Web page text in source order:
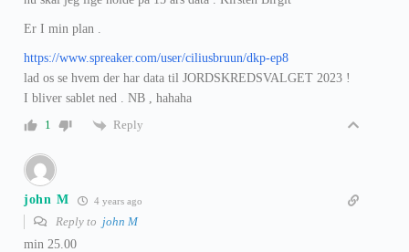
Er I min plan .
https://www.spreaker.com/user/ciliusbruun/dkp-ep8
lad os se hvem der har data til JORDSKREDSVALGET 2023 !
I bliver sablet ned . NB , hahaha
1
Reply
john M 4 years ago
Reply to john M
min 25.00